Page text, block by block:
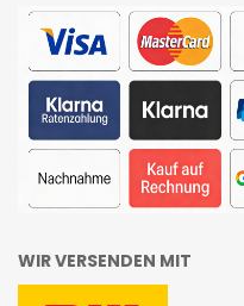
WIR VERSENDEN MIT